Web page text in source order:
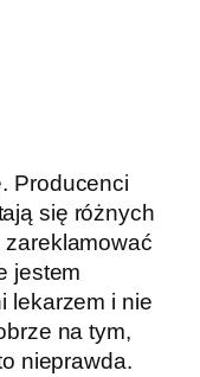
Producenci
się różnych
jestem
lekarzem i nie
na tym,
nieprawda.